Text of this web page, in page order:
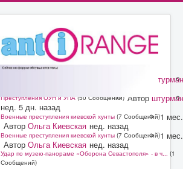
штурман
Преступления ОУН и УПА (50 Сообщений) Автор штурман
нед. 5 дн. назад
Военные преступления киевской хунты (7 Сообщений)
Автор Ольга Киевская
1
нед. назад
Военные преступления киевской хунты (7 Сообщений)
Автор Ольга Киевская
1
нед. назад
Удар по музею-панораме «Оборона Севастополя» - в ч...
(1
Сообщений)